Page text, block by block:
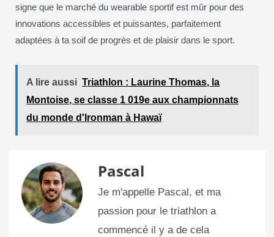
signe que le marché du wearable sportif est mûr pour des
innovations accessibles et puissantes, parfaitement
adaptées à ta soif de progrès et de plaisir dans le sport.
A lire aussi Triathlon : Laurine Thomas, la
Montoise, se classe 1 019e aux championnats
du monde d'Ironman à Hawaï
Pascal
Je m'appelle Pascal, et ma
passion pour le triathlon a
commencé il y a de cela